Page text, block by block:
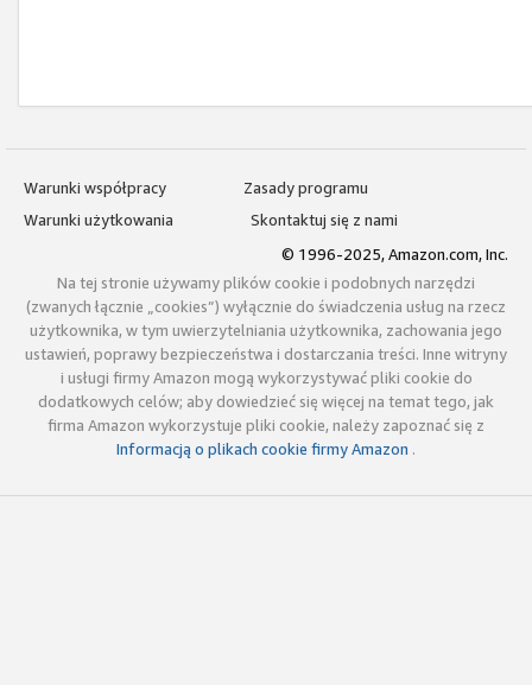
Warunki współpracy
Zasady programu
Warunki użytkowania
Skontaktuj się z nami
© 1996-2025, Amazon.com, Inc.
Na tej stronie używamy plików cookie i podobnych narzędzi
(zwanych łącznie „cookies”) wyłącznie do świadczenia usług na rzecz
użytkownika, w tym uwierzytelniania użytkownika, zachowania jego
ustawień, poprawy bezpieczeństwa i dostarczania treści. Inne witryny
i usługi firmy Amazon mogą wykorzystywać pliki cookie do
dodatkowych celów; aby dowiedzieć się więcej na temat tego, jak
firma Amazon wykorzystuje pliki cookie, należy zapoznać się z
Informacją o plikach cookie firmy Amazon .